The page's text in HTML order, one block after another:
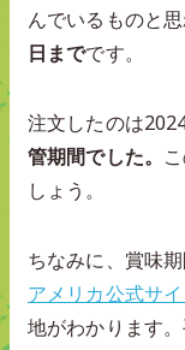
んでいるものと
日までです。
注文したのは
管期間でした。
しょう。
ちなみに、賞味
アメリカ公式サイ
地がわかります